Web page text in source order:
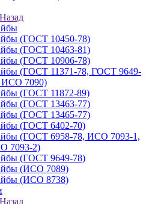
Назад
(ГОСТ 10450-78)
(ГОСТ 10463-81)
(ГОСТ 10906-78)
(ГОСТ 11371-78, ГОСТ 9649-
ИСО 7090)
(ГОСТ 11872-89)
(ГОСТ 13463-77)
(ГОСТ 13465-77)
(ГОСТ 6402-70)
(ГОСТ 6958-78, ИСО 7093-1,
7093-2)
(ГОСТ 9649-78)
(ИСО 7089)
(ИСО 8738)
Назад